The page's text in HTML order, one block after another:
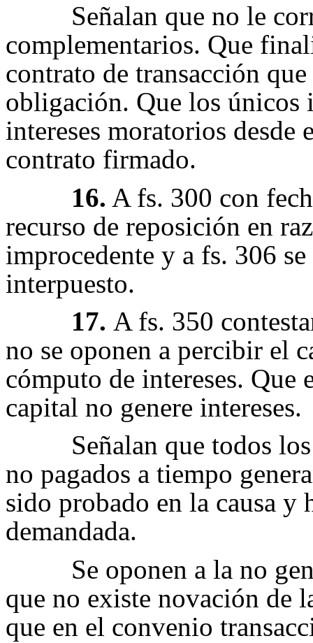
Señalan que no le
complementarios. Que
contrato de transacción
obligación. Que los únicos
intereses moratorios
contrato firmado.
16. A fs. 300 con
recurso de reposición en
improcedente y a fs. 306
interpuesto.
17. A fs. 350
no se oponen a percibir el
cómputo de intereses.
capital no genere intereses.
Señalan que todos
no pagados a tiempo
sido probado en la causa
demandada.
Se oponen a la no
que no existe novación de
que en el convenio